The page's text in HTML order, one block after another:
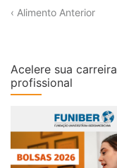
‹ Alimento Anterior
Acelere sua carreira
profissional